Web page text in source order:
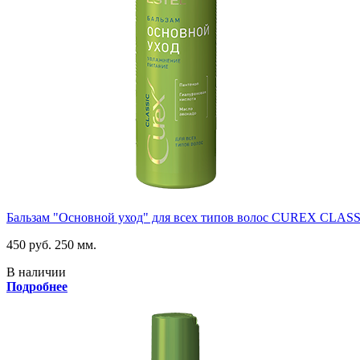
Бальзам "Основной уход" для всех типов волос CUREX
450 руб. 250 мм.
В наличии
Подробнее